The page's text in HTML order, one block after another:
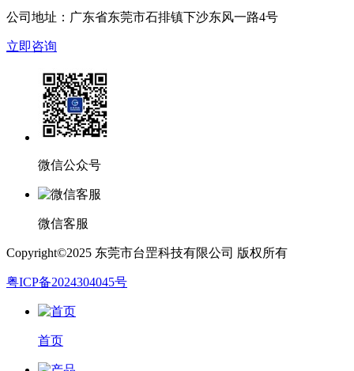
公司地址：广东省东莞市石排镇下沙东风一路4号
立即咨询
微信公众号
微信客服
Copyright©2025 东莞市台罡科技有限公司 版权所有
粤ICP备2024304045号
首页